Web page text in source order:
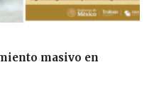
masivo en